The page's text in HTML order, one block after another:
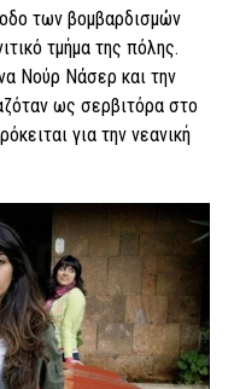
των βομβαρδισμών
τμήμα της πόλης.
Νούρ Νάσερ και την
ως σερβιτόρα στο
για την νεανική